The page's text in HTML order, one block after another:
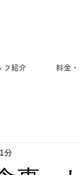
フ紹介 料金・
分